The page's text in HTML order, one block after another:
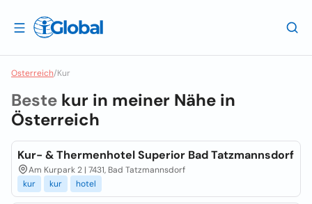
Osterreich/Kur
Beste kur in meiner Nähe in
Österreich
Kur- & Thermenhotel Superior Bad Tatzmannsdorf
Am Kurpark 2 | 7431, Bad Tatzmannsdorf
kur
kur hotel